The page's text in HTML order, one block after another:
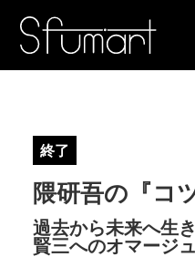
終了
隈研吾の『コ
過去から未来へ生
賢三へのオマージュ